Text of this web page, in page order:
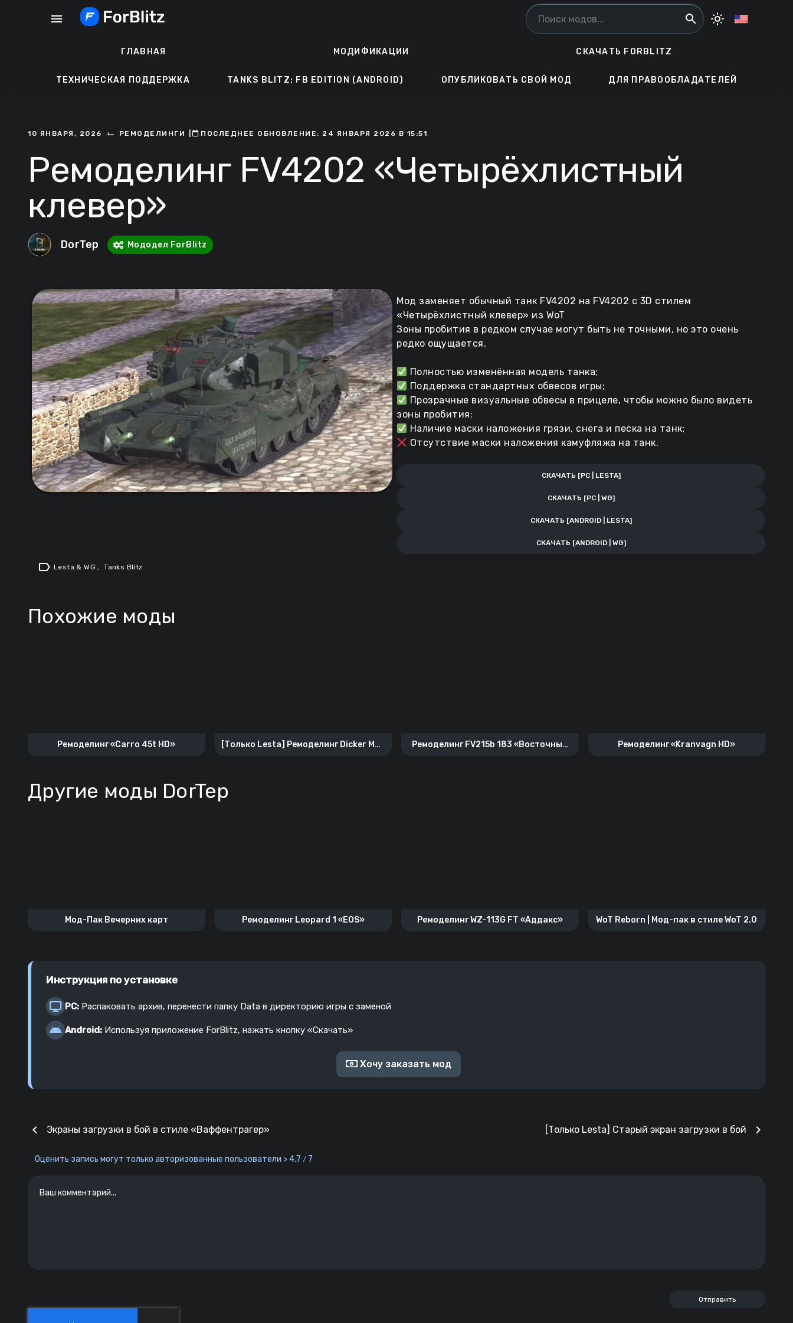
menu search light_mode
ГЛАВНАЯ МОДИФИКАЦИИ СКАЧАТЬ FORBLITZ
ТЕХНИЧЕСКАЯ ПОДДЕРЖКА TANKS BLITZ: FB EDITION (ANDROID) ОПУБЛИКОВАТЬ СВОЙ МОД ДЛЯ ПРАВООБЛАДАТЕЛЕЙ
10 ЯНВАРЯ, 2026 ⌙ РЕМОДЕЛИНГИ ㅤПОСЛЕДНЕЕ ОБНОВЛЕНИЕ: 24 ЯНВАРЯ 2026 В 15:51
Ремоделинг FV4202 «Четырёхлистный
клевер»
DorTep Мододел ForBlitz
Мод заменяет обычный танк FV4202 на FV4202 с 3D стилем
«Четырёхлистный клевер» из WoT
Зоны пробития в редком случае могут быть не точными, но это очень
редко ощущается.
Полностью изменённая модель танка;
Поддержка стандартных обвесов игры;
Прозрачные визуальные обвесы в прицеле, чтобы можно было видеть
зоны пробития:
Наличие маски наложения грязи, снега и песка на танк;
Отсутствие маски наложения камуфляжа на танк.
СКАЧАТЬ [PC | LESTA]
СКАЧАТЬ [PC | WG]
СКАЧАТЬ [ANDROID | LESTA]
СКАЧАТЬ [ANDROID | WG]
label Lesta & WG, Tanks Blitz
Похожие моды
Ремоделинг «Carro 45t HD»
[Только Lesta] Ремоделинг Dicker Max
Ремоделинг FV215b 183 «Восточный
Ремоделинг «Kranvagn HD»
Другие моды DorTep
Мод-Пак Вечерних карт Ремоделинг Leopard 1 «EOS» Ремоделинг WZ-113G FT «Аддакс» WoT Reborn | Мод-пак в стиле WoT 2.0
Инструкция по установке
PC: Распаковать архив, перенести папку Data в директорию игры с заменой
Android: Используя приложение ForBlitz, нажать кнопку «Скачать»
Хочу заказать мод
chevron_left Экраны загрузки в бой в стиле «Ваффентрагер» [Только Lesta] Старый экран загрузки в бой chevron_right
Оценить запись могут только авторизованные пользователи > 4.7 / 7